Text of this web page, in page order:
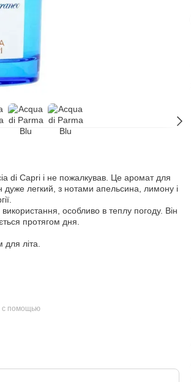
di Capri і не пожалкував. Це аромат для
дуже легкий, з нотами апельсина, лимону і
особливо в теплу погоду. Він
протягом дня.
літа.
с помощью